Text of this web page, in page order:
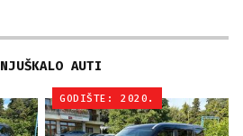
NJUŠKALO AUTI
GODIŠTE: 2020.